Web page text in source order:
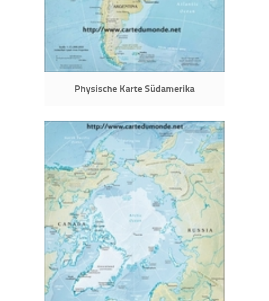
Physische Karte Südamerika